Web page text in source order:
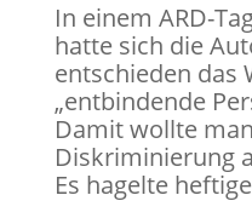
In einem ARD-
hatte sich die
entschieden das
„entbindende
Damit wollte
Diskriminierung
Es hagelte